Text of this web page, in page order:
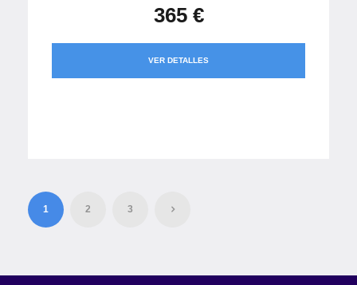
365 €
VER DETALLES
1 2 3